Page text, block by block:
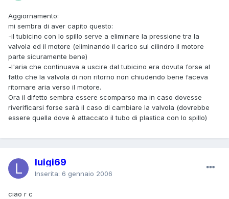
Aggiornamento:
mi sembra di aver capito questo:
-il tubicino con lo spillo serve a eliminare la pressione tra la
valvola ed il motore (eliminando il carico sul cilindro il motore
parte sicuramente bene)
-l'aria che continuava a uscire dal tubicino era dovuta forse al
fatto che la valvola di non ritorno non chiudendo bene faceva
ritornare aria verso il motore.
Ora il difetto sembra essere scomparso ma in caso dovesse
riverificarsi forse sarà il caso di cambiare la valvola (dovrebbe
essere quella dove è attaccato il tubo di plastica con lo spillo)
luigi69
Inserita: 6 gennaio 2006
ciao r c